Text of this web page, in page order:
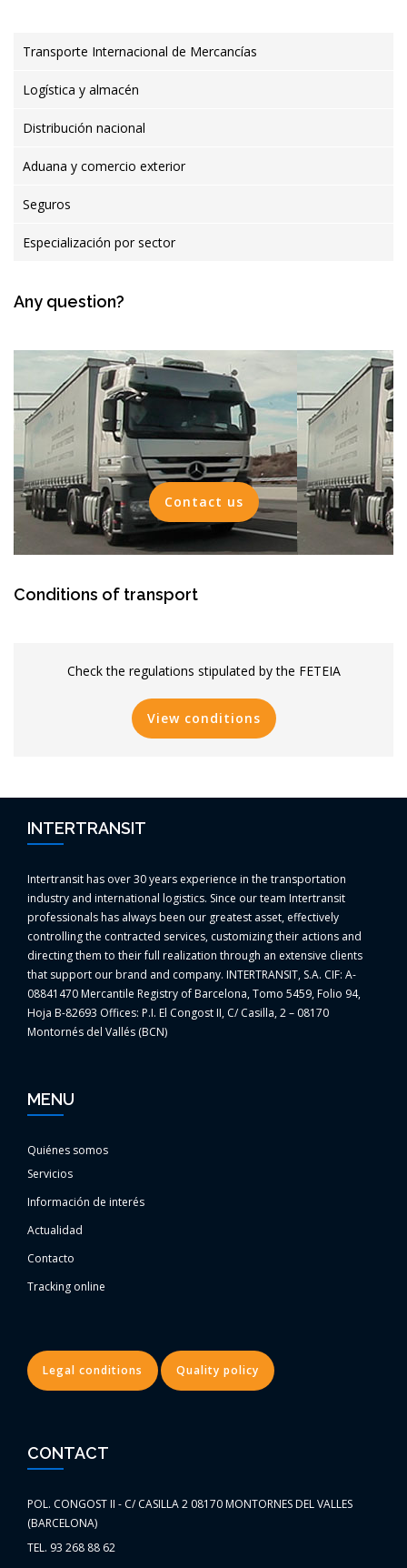
Transporte Internacional de Mercancías
Logística y almacén
Distribución nacional
Aduana y comercio exterior
Seguros
Especialización por sector
Any question?
Contact us
Conditions of transport
Check the regulations stipulated by the FETEIA
View conditions
INTERTRANSIT
Intertransit has over 30 years experience in the transportation
industry and international logistics. Since our team Intertransit
professionals has always been our greatest asset, effectively
controlling the contracted services, customizing their actions and
directing them to their full realization through an extensive clients
that support our brand and company. INTERTRANSIT, S.A. CIF: A-
08841470 Mercantile Registry of Barcelona, Tomo 5459, Folio 94,
Hoja B-82693 Offices: P.I. El Congost II, C/ Casilla, 2 – 08170
Montornés del Vallés (BCN)
MENU
Quiénes somos
Servicios
Información de interés
Actualidad
Contacto
Tracking online
Legal conditions Quality policy
CONTACT
POL. CONGOST II - C/ CASILLA 2 08170 MONTORNES DEL VALLES
(BARCELONA)
TEL. 93 268 88 62